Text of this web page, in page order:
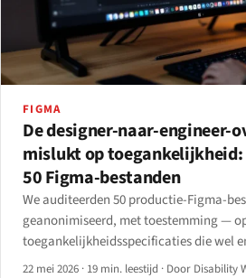
FIGMA
De designer-naar-engineer-
mislukt op toegankelijkheid:
50 Figma-bestanden
We auditeerden 50 productie-Figma-
geanonimiseerd, met toestemming —
toegankelijkheidsspecificaties die wel
overdracht terechtkwamen.
22 mei 2026 · 19 min. leestijd · Door Disability